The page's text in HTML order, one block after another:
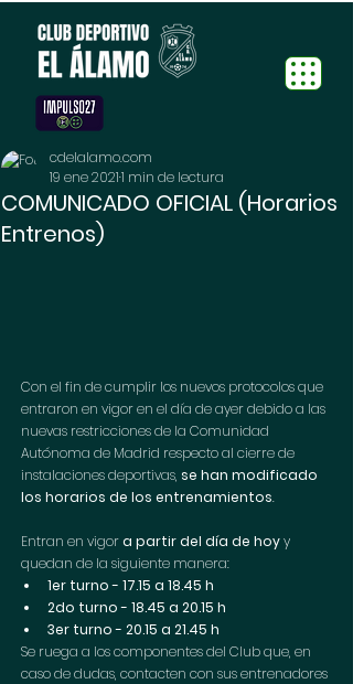
COMUNICADO OFICIAL (Horarios
Entrenos)
cdelalamo.com
19 ene 20211 min de lectura
Con el fin de cumplir los nuevos protocolos que
entraron en vigor en el día de ayer debido a las
nuevas restricciones de la Comunidad
Autónoma de Madrid respecto al cierre de
instalaciones deportivas, se han modificado
los horarios de los entrenamientos.
Entran en vigor a partir del día de hoy y
quedan de la siguiente manera:
1er turno - 17.15 a 18.45 h
2do turno - 18.45 a 20.15 h
3er turno - 20.15 a 21.45 h
Se ruega a los componentes del Club que, en
caso de dudas, contacten con sus entrenadores